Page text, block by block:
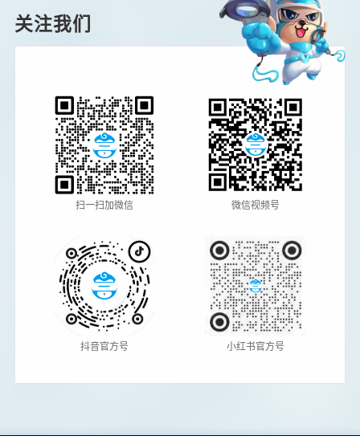
关注我们
扫一扫加微信 微信视频号
抖音官方号 小红书官方号